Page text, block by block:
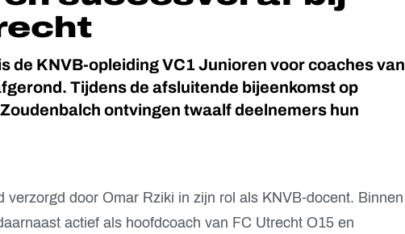
de KNVB-opleiding VC1 Junioren voor coaches van
Tijdens de afsluitende bijeenkomst op
ontvingen twaalf deelnemers hun
verzorgd door Omar Rziki in zijn rol als KNVB-docent. Binnen
actief als hoofdcoach van FC Utrecht O15 en